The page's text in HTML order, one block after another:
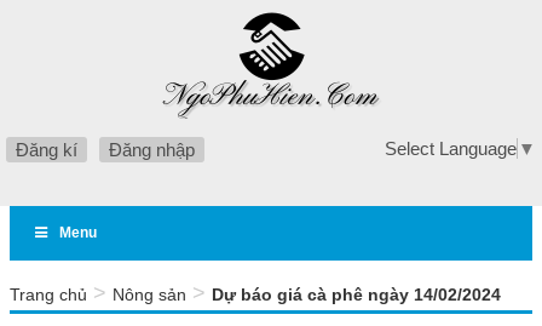
Đăng kí Đăng nhập Select Language ▼
Menu
Trang chủ > Nông sản > Dự báo giá cà phê ngày 14/02/2024